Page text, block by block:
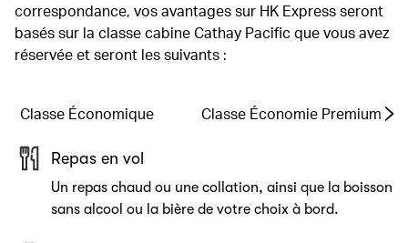
correspondance, vos avantages sur HK Express seront
basés sur la classe cabine Cathay Pacific que vous avez
réservée et seront les suivants :
Classe Économique Classe Économie Premium
Repas en vol
Un repas chaud ou une collation, ainsi que la boisson
sans alcool ou la bière de votre choix à bord.